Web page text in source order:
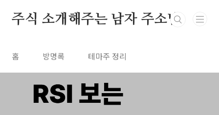
주식 소개해주는 남자 주소남
홈 방명록 테마주 정리